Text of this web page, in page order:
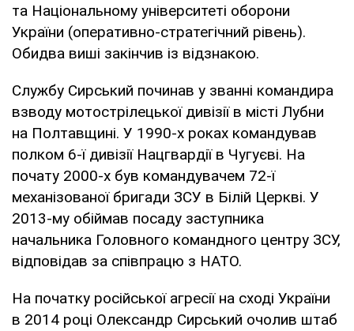
та Національному університеті оборони
України (оперативно-стратегічний рівень).
Обидва виші закінчив із відзнакою.
Службу Сирський починав у званні командира
взводу мотострілецької дивізії в місті Лубни
на Полтавщині. У 1990-х роках командував
полком 6-ї дивізії Нацгвардії в Чугуєві. На
почату 2000-х був командувачем 72-ї
механізованої бригади ЗСУ в Білій Церкві. У
2013-му обіймав посаду заступника
начальника Головного командного центру ЗСУ,
відповідав за співпрацю з НАТО.
На початку російської агресії на сході України
в 2014 році Олександр Сирський очолив штаб